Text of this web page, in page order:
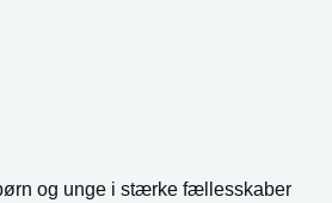
og unge i stærke fællesskaber